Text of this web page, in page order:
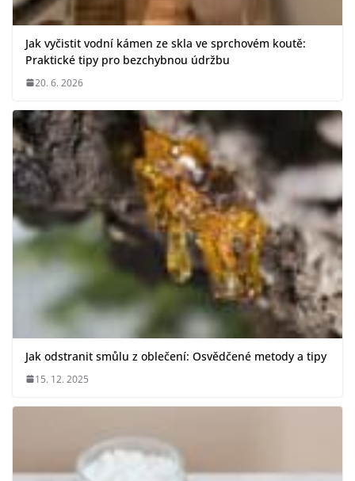
Jak vyčistit vodní kámen ze skla ve sprchovém koutě:
Praktické tipy pro bezchybnou údržbu
20. 6. 2026
Jak odstranit smůlu z oblečení: Osvědčené metody a tipy
15. 12. 2025